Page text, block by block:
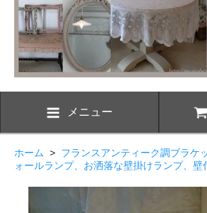
メニュー
ホーム > フランスアンティーク調ブラケ
ォールランプ、お洒落な壁掛けランプ、壁